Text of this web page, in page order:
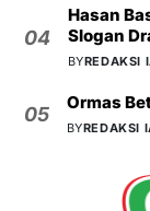
04
Hasan
Slogan
BYREDAKSI
05
Ormas
BYREDAKSI